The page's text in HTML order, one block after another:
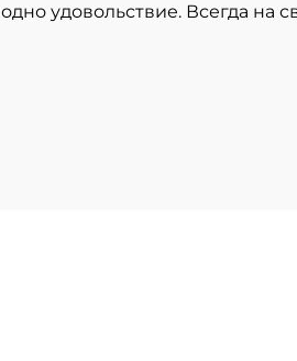
удовольствие. Всегда на